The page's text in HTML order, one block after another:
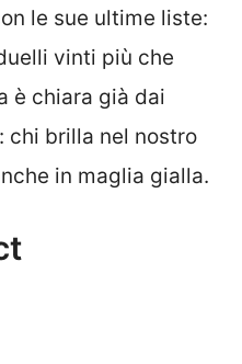
le sue ultime liste:
vinti più che
è chiara già dai
chi brilla nel nostro
in maglia gialla.